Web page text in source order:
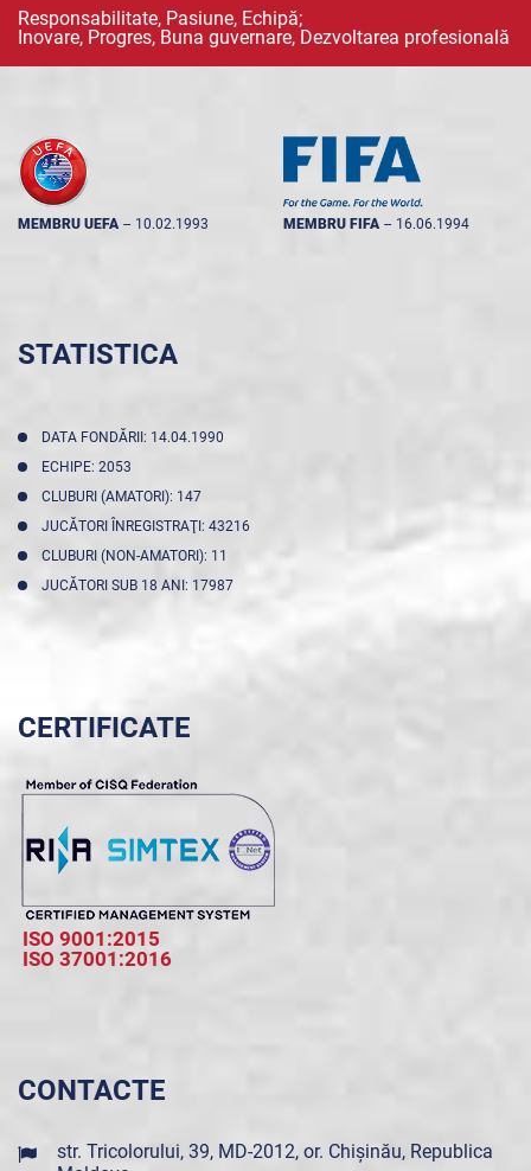
Responsabilitate, Pasiune, Echipă;
Inovare, Progres, Buna guvernare, Dezvoltarea profesională
MEMBRU UEFA -- 10.02.1993 MEMBRU FIFA -- 16.06.1994
STATISTICA
DATA FONDĂRII: 14.04.1990
ECHIPE: 2053
CLUBURI (AMATORI): 147
JUCĂTORI ÎNREGISTRAŢI: 43216
CLUBURI (NON-AMATORI): 11
JUCĂTORI SUB 18 ANI: 17987
CERTIFICATE
ISO 9001:2015
ISO 37001:2016
CONTACTE
str. Tricolorului, 39, MD-2012, or. Chișinău, Republica